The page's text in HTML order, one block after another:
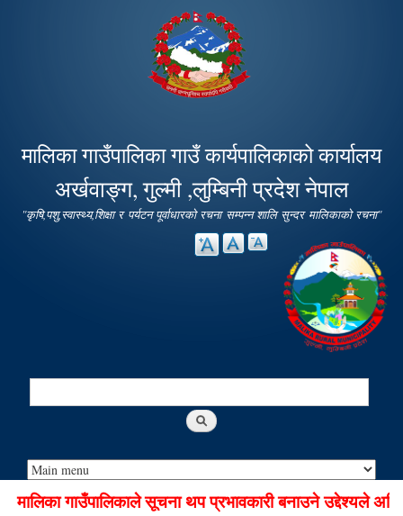
main
content
मालिका गाउँपालिका गाउँ कार्यपालिकाको कार्यालय
अर्खवाङ्ग, गुल्मी ,लुम्बिनी प्रदेश नेपाल
"कृषि,पशु,स्वास्थ्य,शिक्षा र पर्यटन पूर्वाधारको रचना सम्पन्न शालि सुन्दर मालिकाको रचना"
Search
गाउँपालिकाले सूचना थप प्रभावकारी बनाउने उद्देश्यले